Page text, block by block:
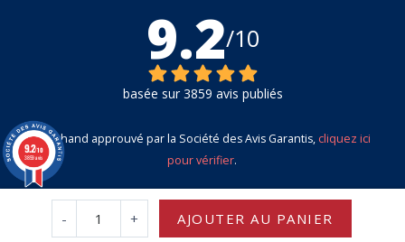
- + AJOUTER AU PANIER
9.2/10
basée sur 3859 avis publiés
Marchand approuvé par la Société des Avis Garantis, cliquez ici
pour vérifier.
9.2/10
3859 avis